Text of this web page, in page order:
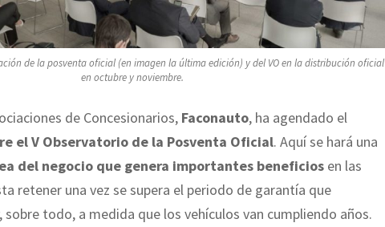
de la posventa oficial (en imagen la última edición) y del VO en la distribución oficial
en octubre y noviembre.
de Concesionarios, Faconauto, ha agendado el
el V Observatorio de la Posventa Oficial. Aquí se hará una
del negocio que genera importantes beneficios en las
retener una vez se supera el periodo de garantía que
sobre todo, a medida que los vehículos van cumpliendo años.